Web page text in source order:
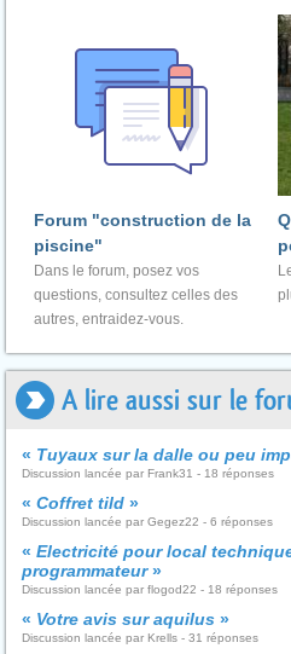
Forum "construction de la
piscine"
Dans le forum, posez vos
questions, consultez celles des
autres, entraidez-vous.
A lire aussi sur le
« Tuyaux sur la dalle ou peu
Discussion lancée par Frank31 - 18 réponses
« Coffret tild »
Discussion lancée par Gegez22 - 6 réponses
« Electricité pour local
programmateur»
Discussion lancée par flogod22 - 18 réponses
« Votre avis sur aquilus »
Discussion lancée par Krells - 31 réponses